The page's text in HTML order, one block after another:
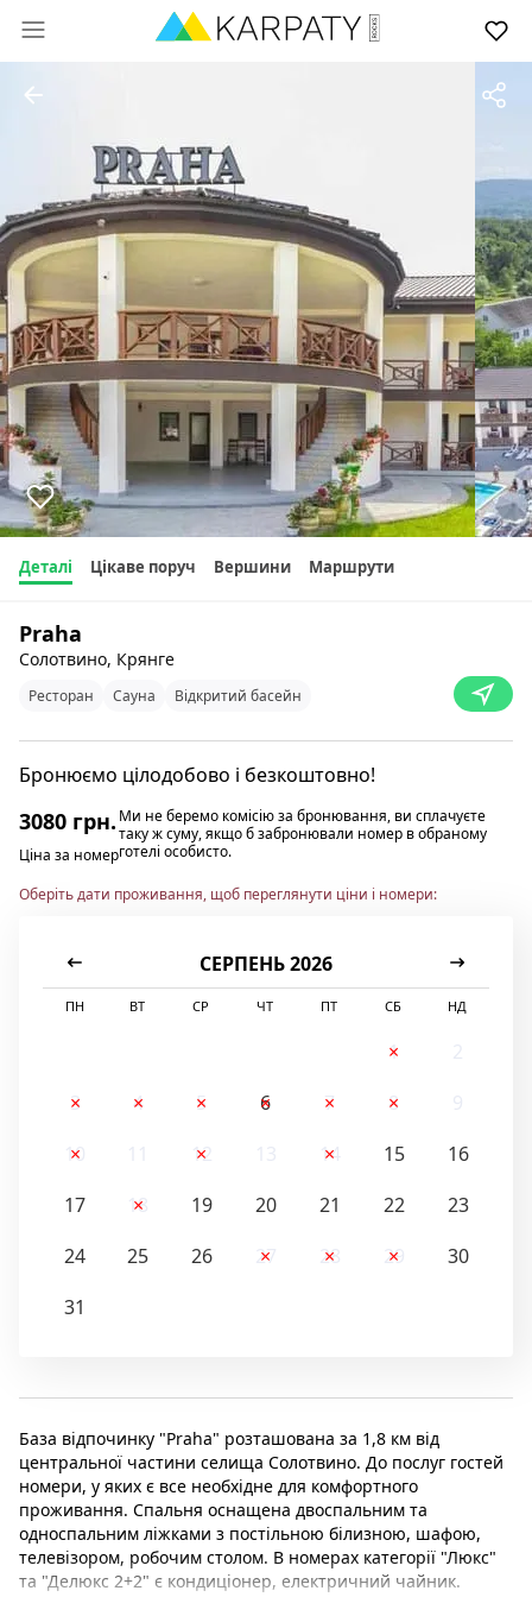
Деталі Цікаве поруч Вершини Маршрути
Praha
Солотвино, Крянге
Ресторан Сауна Відкритий басейн
Бронюємо цілодобово і безкоштовно!
3080 грн.
Ціна за номер
Ми не беремо комісію за бронювання, ви сплачуєте
таку ж суму, якщо б забронювали номер в обраному
готелі особисто.
Оберіть дати проживання, щоб переглянути ціни і номери:
СЕРПЕНЬ 2026
ПН ВТ СР ЧТ ПТ СБ НД
1
3
4 5 6 7 8
10
12 14 15
16
17
18 19 20 21 22
23
24
25 26 27 28 29
30
31
База відпочинку "Praha" розташована за 1,8 км від
центральної частини селища Солотвино. До послуг гостей
номери, у яких є все необхідне для комфортного
проживання. Спальня оснащена двоспальним та
односпальним ліжками з постільною білизною, шафою,
телевізором, робочим столом. В номерах категорії "Люкс"
та "Делюкс 2+2" є кондиціонер, електричний чайник.